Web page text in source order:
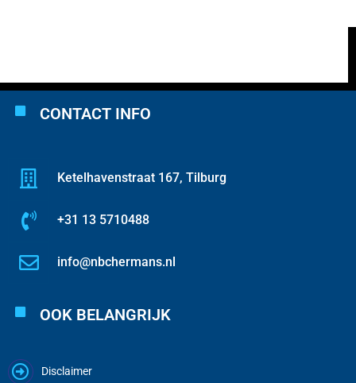
CONTACT INFO
Ketelhavenstraat 167, Tilburg
+31 13 5710488
info@nbchermans.nl
OOK BELANGRIJK
Disclaimer